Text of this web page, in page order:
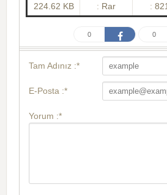
224.62 KB
: Rar
: 821
0 0
Tam Adınız :*
E-Posta :*
Yorum :*